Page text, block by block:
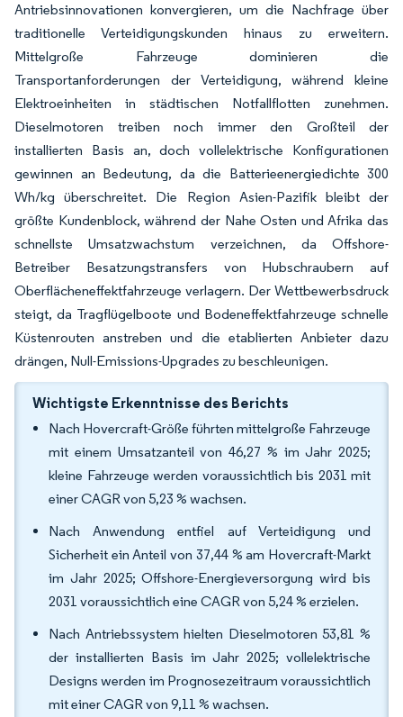
Antriebsinnovationen konvergieren, um die Nachfrage über
traditionelle Verteidigungskunden hinaus zu erweitern.
Mittelgroße Fahrzeuge dominieren die
Transportanforderungen der Verteidigung, während kleine
Elektroeinheiten in städtischen Notfallflotten zunehmen.
Dieselmotoren treiben noch immer den Großteil der
installierten Basis an, doch vollelektrische Konfigurationen
gewinnen an Bedeutung, da die Batterieenergiedichte 300
Wh/kg überschreitet. Die Region Asien-Pazifik bleibt der
größte Kundenblock, während der Nahe Osten und Afrika das
schnellste Umsatzwachstum verzeichnen, da Offshore-
Betreiber Besatzungstransfers von Hubschraubern auf
Oberflächeneffektfahrzeuge verlagern. Der Wettbewerbsdruck
steigt, da Tragflügelboote und Bodeneffektfahrzeuge schnelle
Küstenrouten anstreben und die etablierten Anbieter dazu
drängen, Null-Emissions-Upgrades zu beschleunigen.
Wichtigste Erkenntnisse des Berichts
Nach Hovercraft-Größe führten mittelgroße Fahrzeuge
mit einem Umsatzanteil von 46,27 % im Jahr 2025;
kleine Fahrzeuge werden voraussichtlich bis 2031 mit
einer CAGR von 5,23 % wachsen.
Nach Anwendung entfiel auf Verteidigung und
Sicherheit ein Anteil von 37,44 % am Hovercraft-Markt
im Jahr 2025; Offshore-Energieversorgung wird bis
2031 voraussichtlich eine CAGR von 5,24 % erzielen.
Nach Antriebssystem hielten Dieselmotoren 53,81 %
der installierten Basis im Jahr 2025; vollelektrische
Designs werden im Prognosezeitraum voraussichtlich
mit einer CAGR von 9,11 % wachsen.